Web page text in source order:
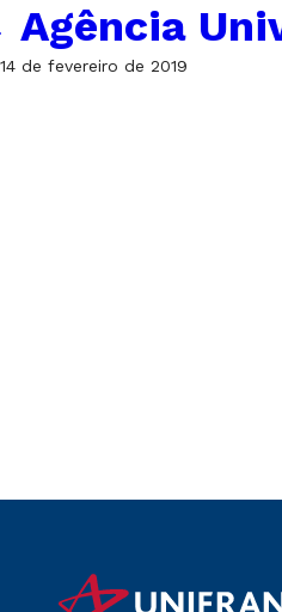
Agência
14 de fevereiro de 2019